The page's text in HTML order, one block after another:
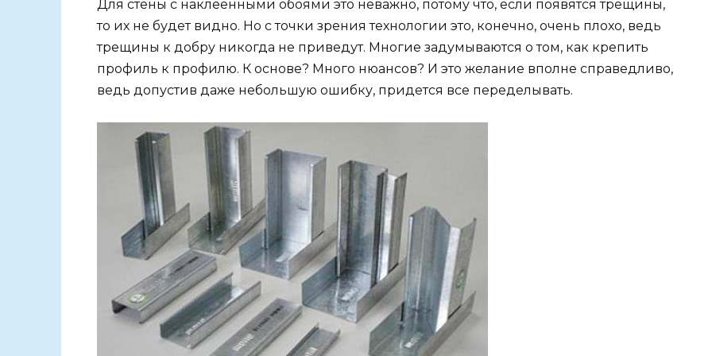
Для стены с наклеенными обоями это неважно, потому что, если появятся трещины,
то их не будет видно. Но с точки зрения технологии это, конечно, очень плохо, ведь
трещины к добру никогда не приведут. Многие задумываются о том, как крепить
профиль к профилю. К основе? Много нюансов? И это желание вполне справедливо,
ведь допустив даже небольшую ошибку, придется все переделывать.